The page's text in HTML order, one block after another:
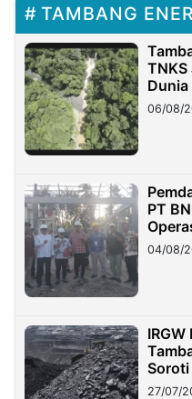
TAMBANG
TNKS
Dunia
06/08/
PT
04/08/
Soroti
27/07/